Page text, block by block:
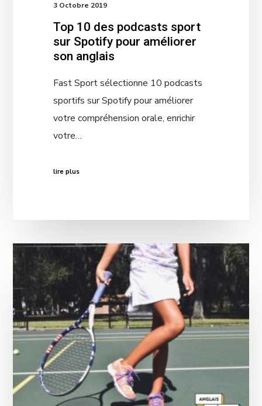
3 Octobre 2019
Top 10 des podcasts sport
sur Spotify pour améliorer
son anglais
Fast Sport sélectionne 10 podcasts
sportifs sur Spotify pour améliorer
votre compréhension orale, enrichir
votre…
lire plus